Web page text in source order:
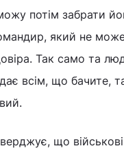
потім забрати
який не
Так само та
всім, що бачите,
що